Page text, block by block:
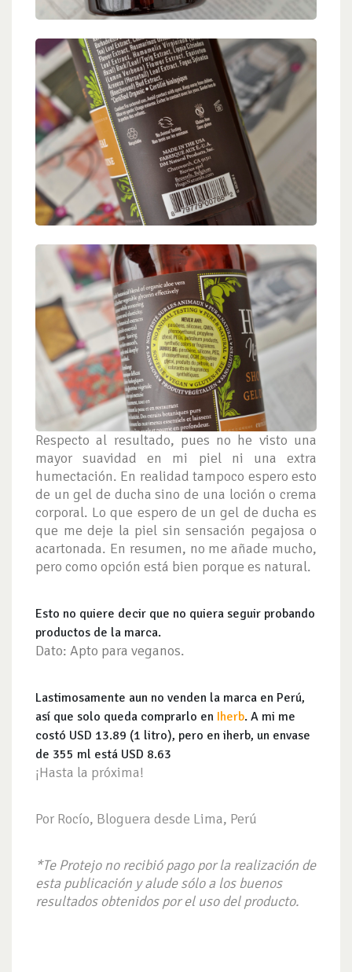
Respecto al resultado, pues no he visto una
mayor suavidad en mi piel ni una extra
humectación. En realidad tampoco espero esto
de un gel de ducha sino de una loción o crema
corporal. Lo que espero de un gel de ducha es
que me deje la piel sin sensación pegajosa o
acartonada. En resumen, no me añade mucho,
pero como opción está bien porque es natural.
Esto no quiere decir que no quiera seguir probando
productos de la marca.
Dato: Apto para veganos.
Lastimosamente aun no venden la marca en Perú,
así que solo queda comprarlo en Iherb. A mi me
costó USD 13.89 (1 litro), pero en iherb, un envase
de 355 ml está USD 8.63
¡Hasta la próxima!
Por Rocío, Bloguera desde Lima, Perú
*Te Protejo no recibió pago por la realización de
esta publicación y alude sólo a los buenos
resultados obtenidos por el uso del producto.